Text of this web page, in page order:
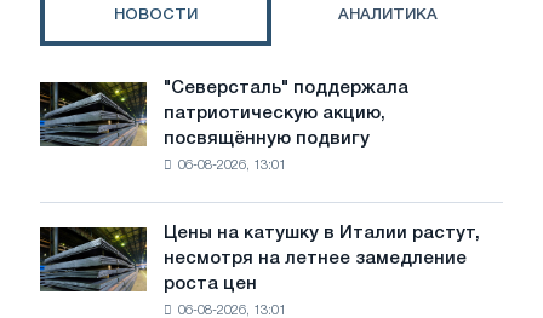
НОВОСТИ АНАЛИТИКА
"Северсталь"
поддержала
патриотическую
советской
авиации
в
"Северсталь" поддержала
патриотическую акцию,
посвящённую подвигу
06-08-2026, 13:01
Цены
на
катушку
Цены на катушку в Италии растут,
несмотря на летнее замедление
роста цен
06-08-2026, 13:01